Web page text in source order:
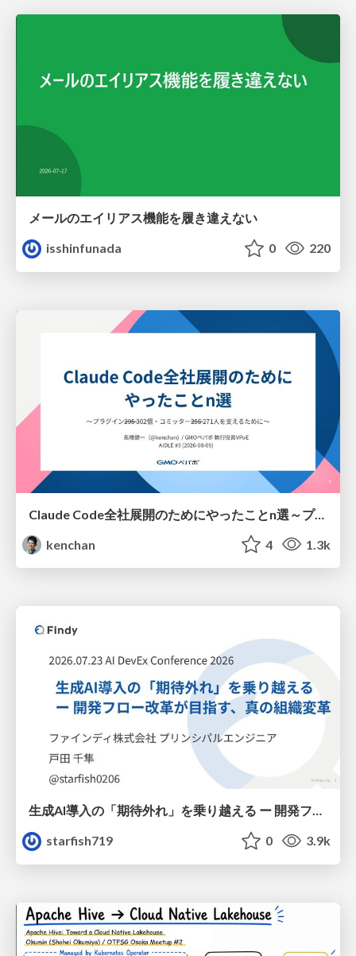
メールのエイリアス機能を履き違えない
isshinfunada
0 220
Claude Code全社展開のためにやったことn選～プラグイン302個・コミッター271人を支えるために～
kenchan
4 1.3k
生成AI導入の「期待外れ」を乗り越える ー 開発フロー改革が目指す、真の組織変革
starfish719
0 3.9k